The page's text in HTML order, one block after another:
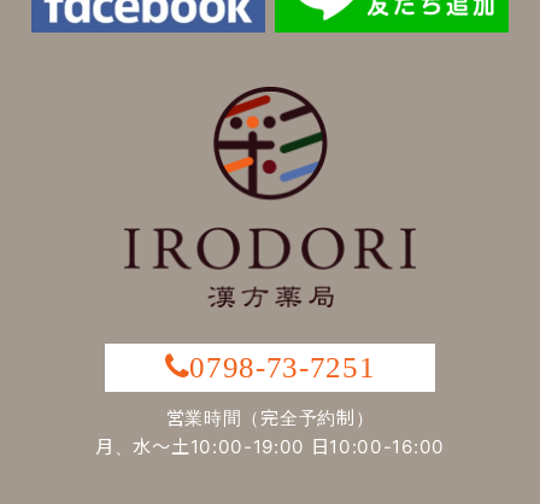
0798-73-7251
営業時間（完全予約制）
月、水～土10:00-19:00 日10:00-16:00